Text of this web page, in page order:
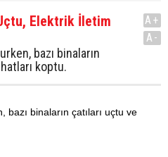
Elektrik İletim
bazı binaların
koptu.
A+
A-
bazı binaların çatıları uçtu ve